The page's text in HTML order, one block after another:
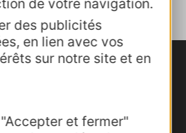
de votre navigation.
des publicités
en lien avec vos
sur notre site et en
et fermer"